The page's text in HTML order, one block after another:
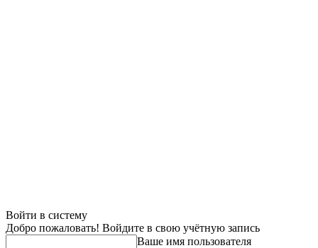
Войти в систему
Добро пожаловать! Войдите в свою учётную запись
Ваше имя пользователя